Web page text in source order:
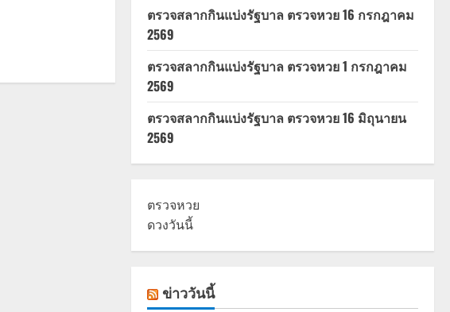
ตรวจสลากกินแบ่งรัฐบาล ตรวจหวย 16 กรกฎาคม
2569
ตรวจสลากกินแบ่งรัฐบาล ตรวจหวย 1 กรกฎาคม
2569
ตรวจสลากกินแบ่งรัฐบาล ตรวจหวย 16 มิถุนายน
2569
ตรวจหวย
ดวงวันนี้
ข่าววันนี้